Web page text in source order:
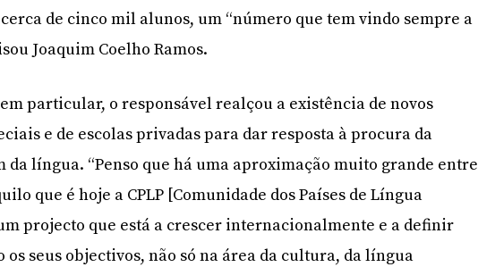
de cinco mil alunos, um “número que tem vindo sempre a
Joaquim Coelho Ramos.
particular, o responsável realçou a existência de novos
e de escolas privadas para dar resposta à procura da
da língua. “Penso que há uma aproximação muito grande entre
que é hoje a CPLP [Comunidade dos Países de Língua
projecto que está a crescer internacionalmente e a definir
os seus objectivos, não só na área da cultura, da língua